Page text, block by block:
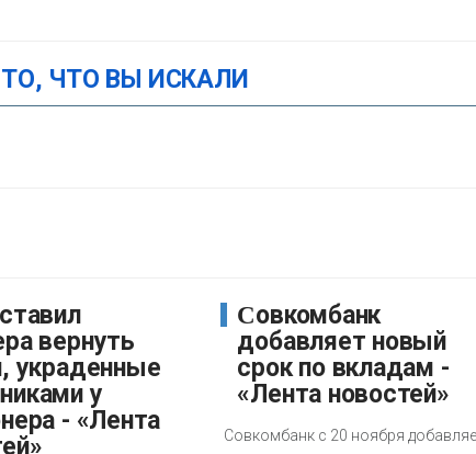
ЧТО ВЫ ИСКАЛИ
вернуть
украденные
у
- «Лента
Совкомбанк
добавляет новый
срок по вкладам -
«Лента новостей»
Совкомбанк с 20 ноября